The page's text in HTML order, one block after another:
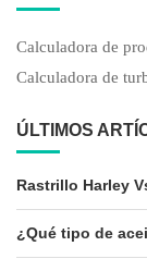
Calculadora de
Calculadora de
ÚLTIMOS
Rastrillo Harley
¿Qué tipo de